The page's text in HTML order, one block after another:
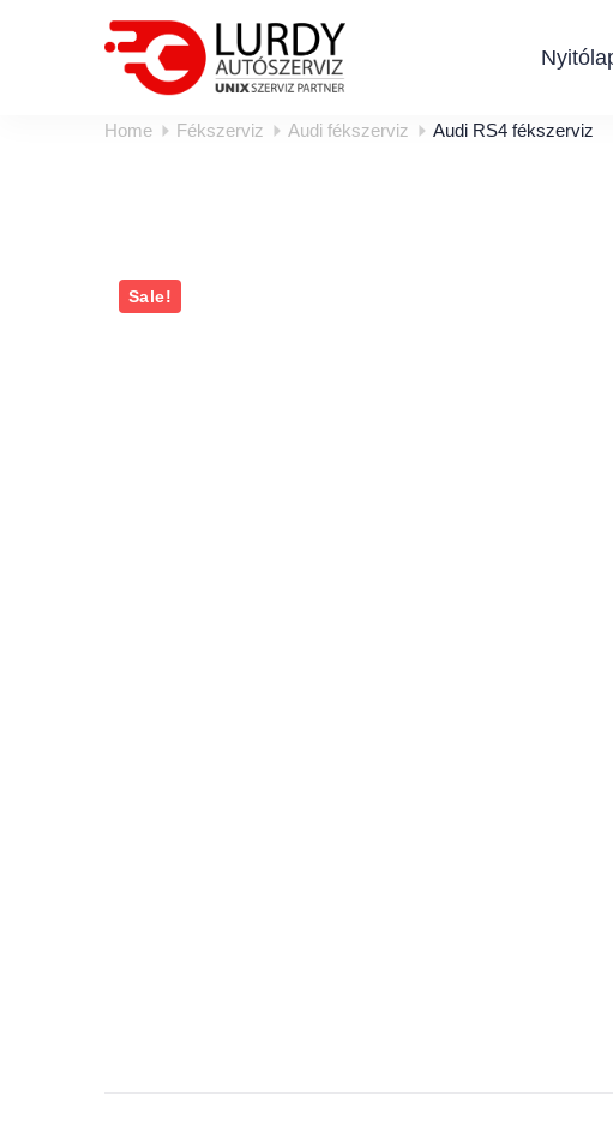
Home Fékszerviz Audi fékszerviz Audi RS4 fékszerviz
Sale!